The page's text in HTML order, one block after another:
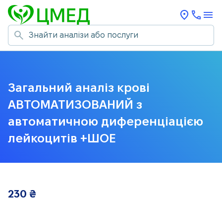
Загальний аналіз крові
АВТОМАТИЗОВАНИЙ з
автоматичною диференціацією
лейкоцитів +ШОЕ
230 ₴